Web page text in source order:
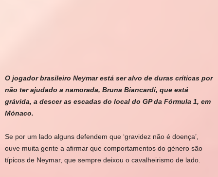
O jogador brasileiro Neymar está ser alvo de duras críticas por
não ter ajudado a namorada, Bruna Biancardi, que está
grávida, a descer as escadas do local do GP da Fórmula 1, em
Mónaco.
Se por um lado alguns defendem que ‘gravidez não é doença’,
ouve muita gente a afirmar que comportamentos do género são
típicos de Neymar, que sempre deixou o cavalheirismo de lado.